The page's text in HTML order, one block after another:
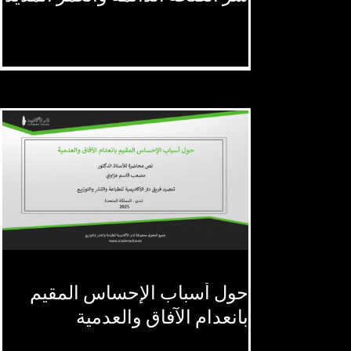
حول أسباب الإحساس المقيم
بانعدام الآفاق والعدمية
حول أسباب الإحساس المقيم
بانعدام الآفاق والعدمية